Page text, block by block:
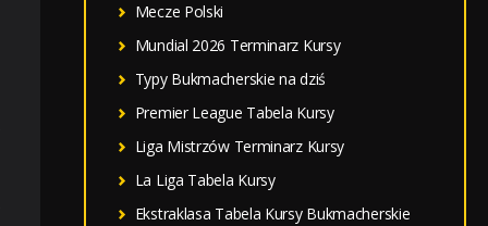
Mecze Polski
Mundial 2026 Terminarz Kursy
Typy Bukmacherskie na dziś
Premier League Tabela Kursy
Liga Mistrzów Terminarz Kursy
La Liga Tabela Kursy
Ekstraklasa Tabela Kursy Bukmacherskie